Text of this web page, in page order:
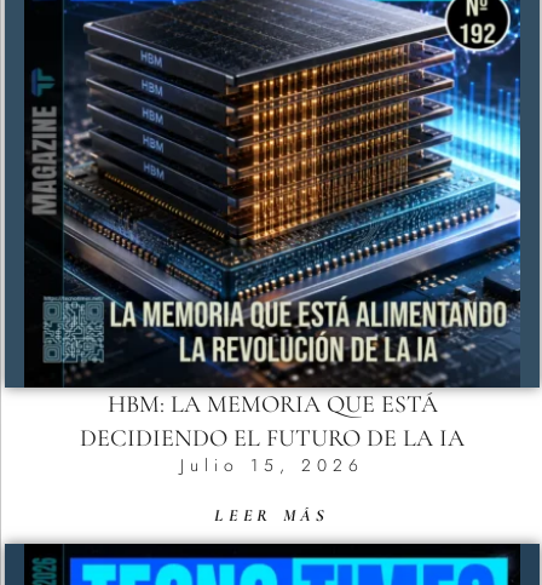
HBM: LA MEMORIA QUE ESTÁ
DECIDIENDO EL FUTURO DE LA IA
Julio 15, 2026
LEER MÁS